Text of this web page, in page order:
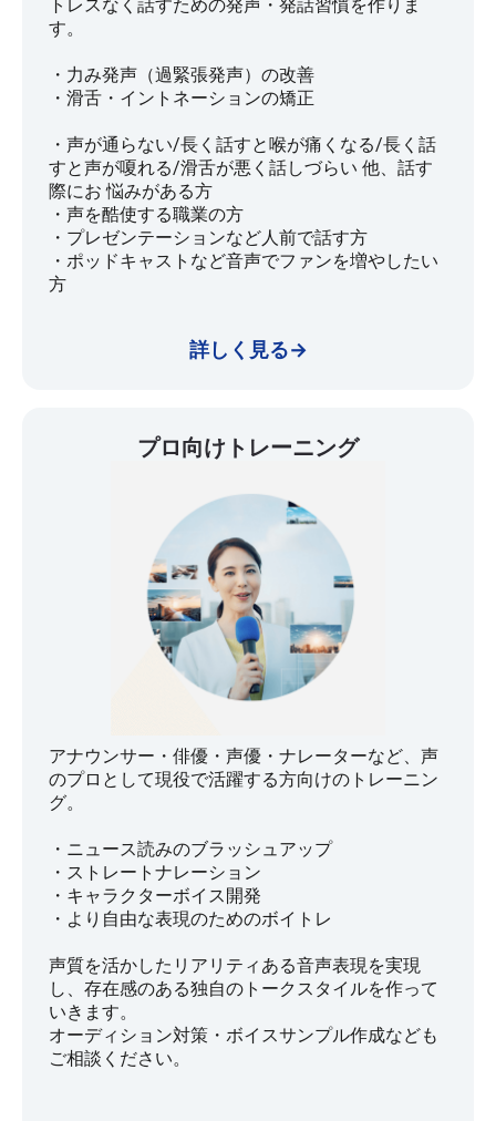
トレスなく話すための発声・発話習慣を作りま
す。
・力み発声（過緊張発声）の改善
・滑舌・イントネーションの矯正
・声が通らない/長く話すと喉が痛くなる/長く話
すと声が嗄れる/滑舌が悪く話しづらい 他、話す
際にお 悩みがある方
・声を酷使する職業の方
・プレゼンテーションなど人前で話す方
・ポッドキャストなど音声でファンを増やしたい
方
詳しく見る→
プロ向けトレーニング
アナウンサー・俳優・声優・ナレーターなど、声
のプロとして現役で活躍する方向けのトレーニン
グ。
・ニュース読みのブラッシュアップ
・ストレートナレーション
・キャラクターボイス開発
・より自由な表現のためのボイトレ
声質を活かしたリアリティある音声表現を実現
し、存在感のある独自のトークスタイルを作って
いきます。
オーディション対策・ボイスサンプル作成なども
ご相談ください。